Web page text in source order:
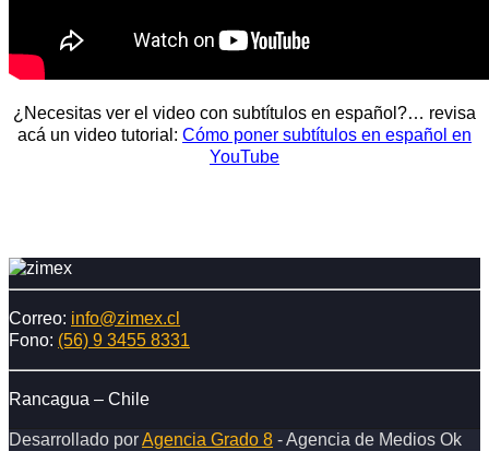
¿Necesitas ver el video con subtítulos en español?… revisa
acá un video tutorial: Cómo poner subtítulos en español en
YouTube
Correo: info@zimex.cl
Fono: (56) 9 3455 8331
Rancagua – Chile
Desarrollado porAgencia Grado 8 - Agencia de Medios Ok